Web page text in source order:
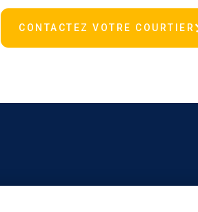
CONTACTEZ VOTRE COURTIER